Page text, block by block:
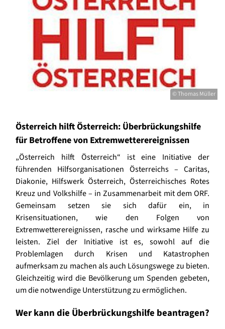
© Thomas Müller
Österreich hilft Österreich: Überbrückungshilfe
für Betroffene von Extremwetterereignissen
„Österreich hilft Österreich“ ist eine Initiative der
führenden Hilfsorganisationen Österreichs – Caritas,
Diakonie, Hilfswerk Österreich, Österreichisches Rotes
Kreuz und Volkshilfe – in Zusammenarbeit mit dem ORF.
Gemeinsam setzen sie sich dafür ein, in
Krisensituationen, wie den Folgen von
Extremwetterereignissen, rasche und wirksame Hilfe zu
leisten. Ziel der Initiative ist es, sowohl auf die
Problemlagen durch Krisen und Katastrophen
aufmerksam zu machen als auch Lösungswege zu bieten.
Gleichzeitig wird die Bevölkerung um Spenden gebeten,
um die notwendige Unterstützung zu ermöglichen.
Wer kann die Überbrückungshilfe beantragen?